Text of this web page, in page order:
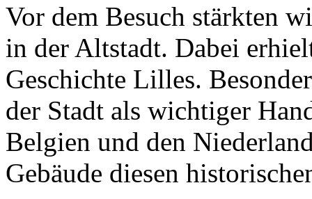
Vor dem Besuch stärkten
in der Altstadt. Dabei
Geschichte Lilles.
der Stadt als wichtiger
Belgien und den
Gebäude diesen